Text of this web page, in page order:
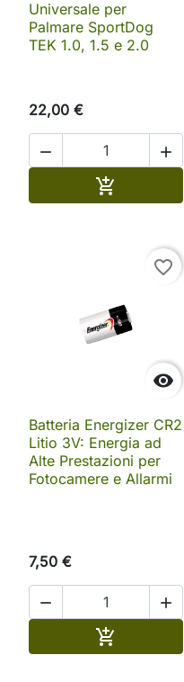
Universale per
Palmare SportDog
TEK 1.0, 1.5 e 2.0
22,00 €
 


favorite_border
Batteria Energizer CR2
Litio 3V: Energia ad
Alte Prestazioni per
Fotocamere e Allarmi
7,50 €
 
